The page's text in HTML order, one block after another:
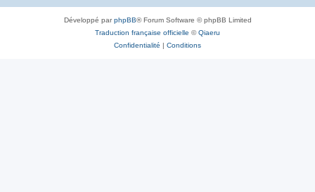
Développé parphpBB® Forum Software © phpBB Limited
Traduction française officielle ©Qiaeru
Confidentialité | Conditions